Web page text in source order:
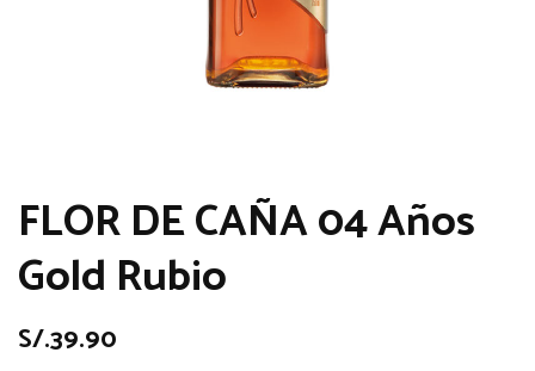
FLOR DE CAÑA 04 Años
Gold Rubio
S/.39.90